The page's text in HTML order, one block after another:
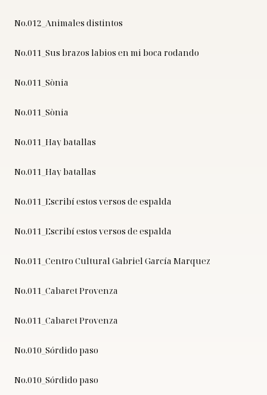
No.012_Animales distintos
No.011_Sus brazos labios en mi boca rodando
No.011_Sònia
No.011_Sònia
No.011_Hay batallas
No.011_Hay batallas
No.011_Escribí estos versos de espalda
No.011_Escribí estos versos de espalda
No.011_Centro Cultural Gabriel García Marquez
No.011_Cabaret Provenza
No.011_Cabaret Provenza
No.010_Sórdido paso
No.010_Sórdido paso